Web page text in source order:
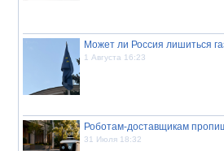
Может ли Россия лишиться
1 Августа 16:23
Роботам-доставщикам
31 Июля 18:32